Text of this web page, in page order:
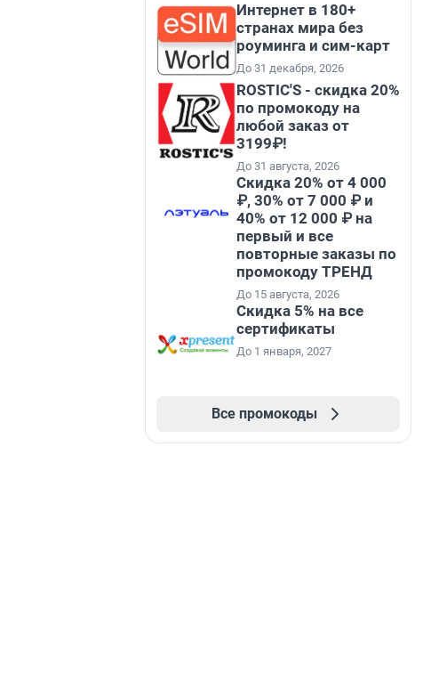
Интернет в 180+
странах мира без
роуминга и сим-карт
До 31 декабря, 2026
ROSTIC'S - скидка 20%
по промокоду на
любой заказ от
3199₽!
До 31 августа, 2026
Скидка 20% от 4 000
₽, 30% от 7 000 ₽ и
40% от 12 000 ₽ на
первый и все
повторные заказы по
промокоду ТРЕНД
До 15 августа, 2026
Скидка 5% на все
сертификаты
До 1 января, 2027
Все промокоды